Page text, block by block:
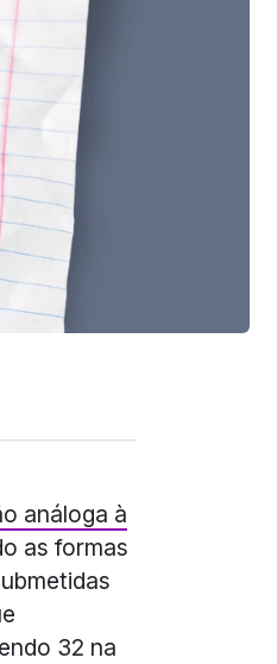
análoga à
as formas
32 na